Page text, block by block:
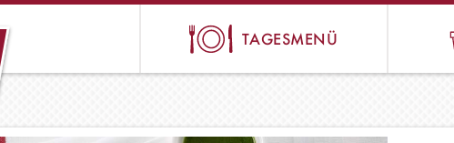
TAGESMENÜ